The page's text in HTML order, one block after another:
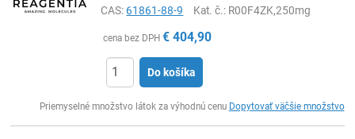
CAS:61861-88-9 Kat. č.: R00F4ZK,250mg
cena bez DPH € 404,90
Do košíka
Priemyselné množstvo látok za výhodnú cenu Dopytovať väčšie množstvo